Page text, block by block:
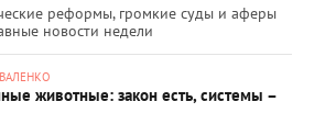
реформы, громкие суды и аферы
новости недели
животные: закон есть, системы –